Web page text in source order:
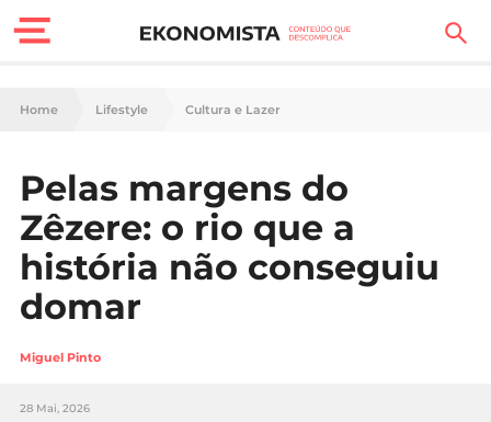
Finanças Pessoais
Carreira
Casa
Lifestyle
Sociedade
Home Lifestyle Cultura e Lazer
Pelas margens do
Zêzere: o rio que a
história não conseguiu
domar
Miguel Pinto
28 Mai, 2026